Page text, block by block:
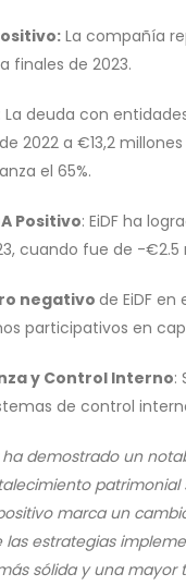
La compañía
finales de 2023.
: La deuda con
2022 a €13,2
el 65%.
Positivo: EiDF ha
cuando fue de -€2.5
negativo de EiDF
participativos en
y Control Interno:
de control
ha demostrado un
marca un
estrategias
sólida y una